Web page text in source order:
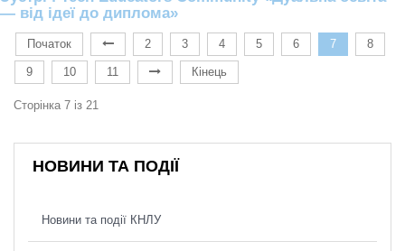
— від ідеї до диплома»
Початок 2 3 4 5 6 7 8
9 10 11 Кінець
Сторінка 7 із 21
НОВИНИ ТА ПОДІЇ
Новини та події КНЛУ